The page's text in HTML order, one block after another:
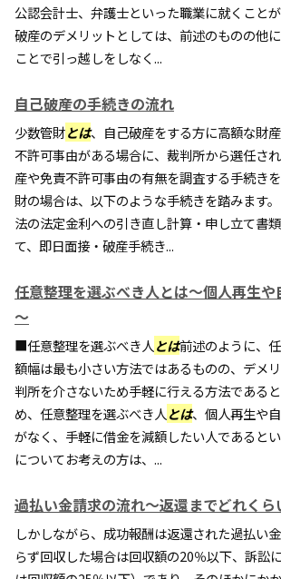
公認会計士、弁護士といった職業に就くこと
破産のデメリットとしては、前述のものの他
ことで引っ越しをしなく...
自己破産の手続きの流れ
少数管財とは、自己破産をする方に高額な財
不許可事由がある場合に、裁判所から選任さ
産や免責不許可事由の有無を調査する手続き
財の場合は、以下のような手続きを踏みます
法の法定金利への引き直し計算・申し立て書
て、即日面接・破産手続き...
任意整理を選ぶべき人とは～個人再生
～
■任意整理を選ぶべき人とは前述のように、
額幅は最も小さい方法ではあるものの、デメ
判所を介さないため手軽に行える方法である
め、任意整理を選ぶべき人とは、個人再生や
がなく、手軽に借金を減額したい人であると
についてお考えの方は、...
過払い金請求の流れ～返還までどれく
しかしながら、成功報酬は返還された過払い
らず回収した場合は回収額の20％以下、訴訟